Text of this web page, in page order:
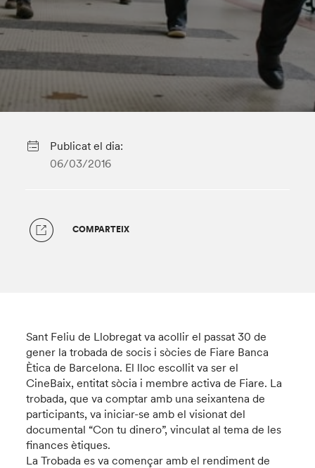
Publicat el dia:
06/03/2016
COMPARTEIX
Sant Feliu de Llobregat va acollir el passat 30 de
gener la trobada de socis i sòcies de Fiare Banca
Ètica de Barcelona. El lloc escollit va ser el
CineBaix, entitat sòcia i membre activa de Fiare. La
trobada, que va comptar amb una seixantena de
participants, va iniciar-se amb el visionat del
documental “Con tu dinero”, vinculat al tema de les
finances ètiques.
La Trobada es va començar amb el rendiment de